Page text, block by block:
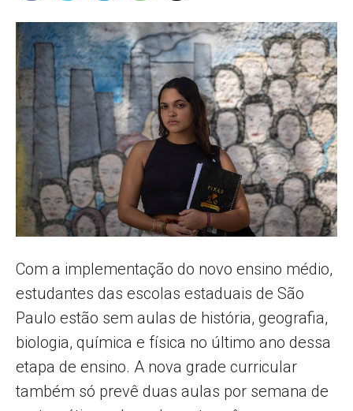
–
AL
Com a implementação do novo ensino médio,
estudantes das escolas estaduais de São
Paulo estão sem aulas de história, geografia,
biologia, química e física no último ano dessa
etapa de ensino. A nova grade curricular
também só prevê duas aulas por semana de